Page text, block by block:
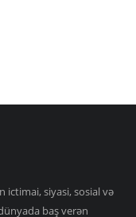
ictimai, siyasi, sosial və
baş verən